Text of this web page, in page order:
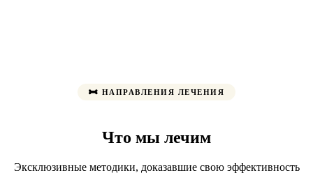
НАПРАВЛЕНИЯ ЛЕЧЕНИЯ
Что мы лечим
Эксклюзивные методики, доказавшие свою эффективность